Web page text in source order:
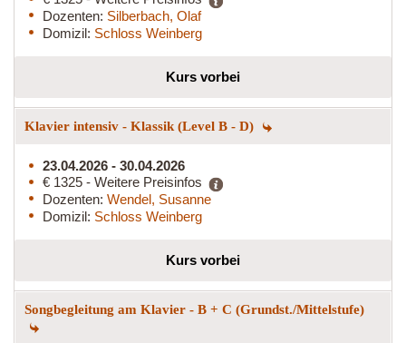
Dozenten: Silberbach, Olaf
Domizil: Schloss Weinberg
Kurs vorbei
Klavier intensiv - Klassik (Level B - D)
23.04.2026 - 30.04.2026
€ 1325 - Weitere Preisinfos
Dozenten: Wendel, Susanne
Domizil: Schloss Weinberg
Kurs vorbei
Songbegleitung am Klavier - B + C (Grundst./Mittelstufe)